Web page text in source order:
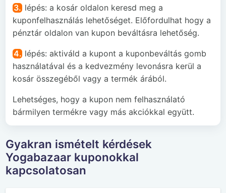
3. lépés: a kosár oldalon keresd meg a
kuponfelhasználás lehetőséget. Előfordulhat hogy a
pénztár oldalon van kupon beváltásra lehetőség.
4. lépés: aktiváld a kupont a kuponbeváltás gomb
használatával és a kedvezmény levonásra kerül a
kosár összegéből vagy a termék árából.
Lehetséges, hogy a kupon nem felhasználató
bármilyen termékre vagy más akciókkal együtt.
Gyakran ismételt kérdések
Yogabazaar kuponokkal
kapcsolatosan